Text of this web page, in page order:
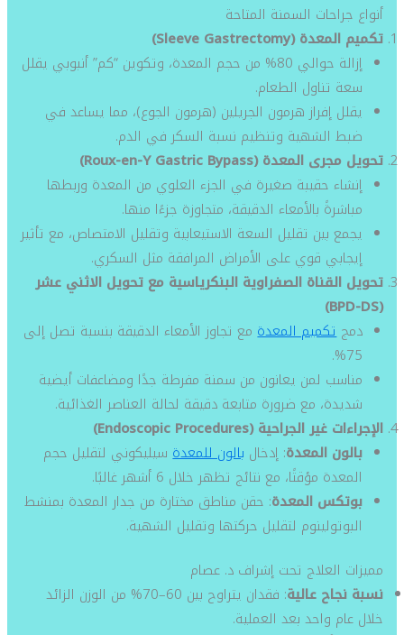
أنواع جراحات السمنة المتاحة
تكميم المعدة (Sleeve Gastrectomy)
إزالة حوالي 80% من حجم المعدة، وتكوين “كم” أنبوبي يقلل
سعة تناول الطعام.
يقلل إفراز هرمون الجريلين (هرمون الجوع)، مما يساعد في
ضبط الشهية وتنظيم نسبة السكر في الدم.
تحويل مجرى المعدة (Roux-en-Y Gastric Bypass)
إنشاء حقيبة صغيرة في الجزء العلوي من المعدة وربطها
مباشرةً بالأمعاء الدقيقة، متجاوزة جزءًا منها.
يجمع بين تقليل السعة الاستيعابية وتقليل الامتصاص، مع تأثير
إيجابي قوي على الأمراض المرافقة مثل السكري.
تحويل القناة الصفراوية البنكرياسية مع تحويل الاثني عشر
(BPD-DS)
دمجتكميم المعدةمع تجاوز الأمعاء الدقيقة بنسبة تصل إلى
75%.
مناسب لمن يعانون من سمنة مفرطة جدًا ومضاعفات أيضية
شديدة، مع ضرورة متابعة دقيقة لحالة العناصر الغذائية.
الإجراءات غير الجراحية (Endoscopic Procedures)
بالون المعدة: إدخال بالون للمعدةسيليكوني لتقليل حجم
المعدة مؤقتًا، مع نتائج تظهر خلال 6 أشهر غالبًا.
بوتكس المعدة: حقن مناطق مختارة من جدار المعدة بمنشط
البوتولينوم لتقليل حركتها وتقليل الشهية.
مميزات العلاج تحت إشراف د. عصام
نسبة نجاح عالية
: فقدان يتراوح بين 60–70% من الوزن الزائد
خلال عام واحد بعد العملية.